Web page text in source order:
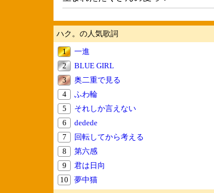
ハク。の人気歌詞
1
一進
2
BLUE GIRL
3
奥二重で見る
4
ふわ輪
5
それしか言えない
6
dedede
7
回転してから考える
8
第六感
9
君は日向
10
夢中猫